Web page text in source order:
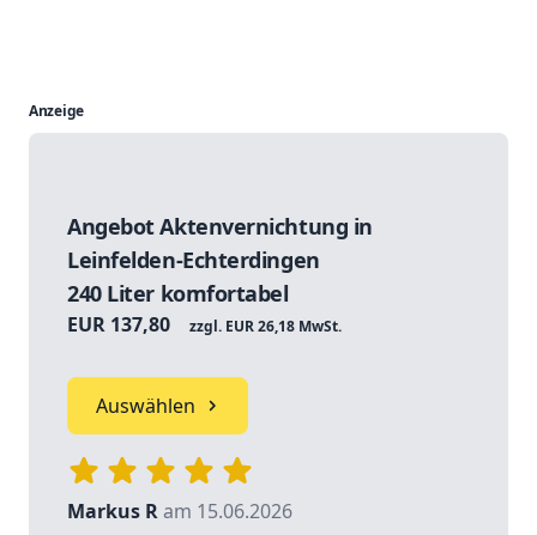
Anzeige
Angebot Aktenvernichtung in
Leinfelden-Echterdingen
240 Liter komfortabel
EUR 137,80 zzgl. EUR 26,18 MwSt.
Auswählen
Markus Ram 15.06.2026